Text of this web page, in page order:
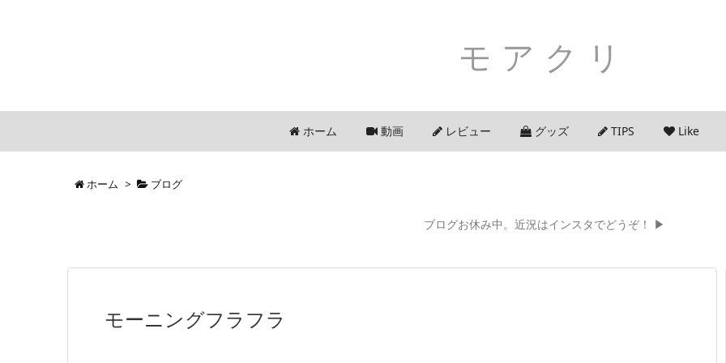
モアクリ
ホーム 動画 レビュー グッズ TIPS Like
ホーム > ブログ
ブログお休み中。近況はインスタでどうぞ！ ▶
モーニングフラフラ